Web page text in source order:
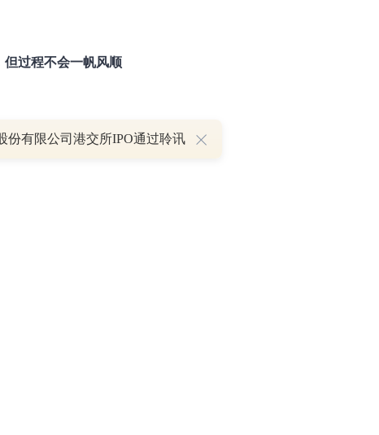
但过程不会一帆风顺
份有限公司港交所IPO通过聆讯